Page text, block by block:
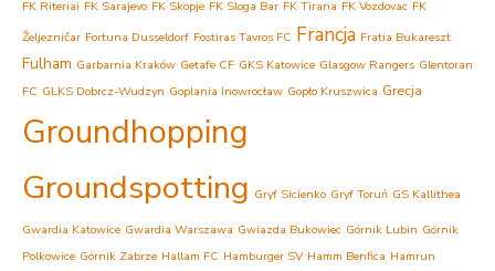
FK Riteriai FK Sarajevo FK Skopje FK Sloga Bar FK Tirana FK Vozdovac FK
Željezničar Fortuna Dusseldorf Fostiras Tavros FC Francja Fratia Bukareszt
Fulham Garbarnia Kraków Getafe CF GKS Katowice Glasgow Rangers Glentoran
FC GLKS Dobrcz-Wudzyn Goplania Inowrocław Gopło Kruszwica Grecja
Groundhopping
Groundspotting Gryf Sicienko Gryf Toruń GS Kallithea
Gwardia Katowice Gwardia Warszawa Gwiazda Bukowiec Górnik Lubin Górnik
Polkowice Górnik Zabrze Hallam FC Hamburger SV Hamm Benfica Hamrun